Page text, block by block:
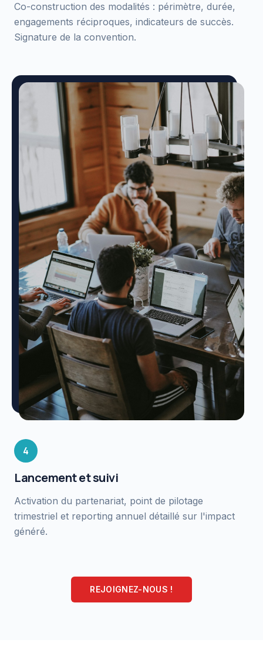
Co-construction des modalités : périmètre, durée,
engagements réciproques, indicateurs de succès.
Signature de la convention.
4
Lancement et suivi
Activation du partenariat, point de pilotage
trimestriel et reporting annuel détaillé sur l'impact
généré.
REJOIGNEZ-NOUS !